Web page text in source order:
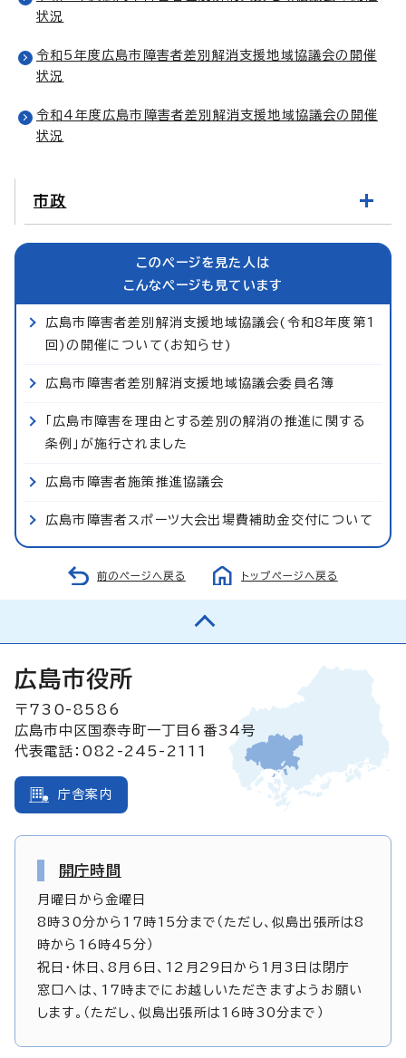
状況
令和5年度広島市障害者差別解消支援地域協議会の開催
状況
令和4年度広島市障害者差別解消支援地域協議会の開催
状況
市政
このページを見た人は
こんなページも見ています
広島市障害者差別解消支援地域協議会(令和8年度第1
回)の開催について(お知らせ)
広島市障害者差別解消支援地域協議会委員名簿
「広島市障害を理由とする差別の解消の推進に関する
条例」が施行されました
広島市障害者施策推進協議会
広島市障害者スポーツ大会出場費補助金交付について
前のページへ戻る トップページへ戻る
広島市役所
〒730-8586
広島市中区国泰寺町一丁目6番34号
代表電話：082-245-2111
庁舎案内
開庁時間
月曜日から金曜日
8時30分から17時15分まで（ただし、似島出張所は8
時から16時45分）
祝日・休日、8月6日、12月29日から1月3日は閉庁
窓口へは、17時までにお越しいただきますようお願い
します。（ただし、似島出張所は16時30分まで）